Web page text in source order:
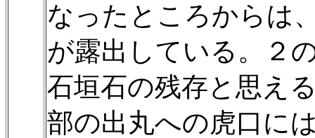
なったところからは
が露出している。２
石垣石の残存と思え
部の出丸への虎口に